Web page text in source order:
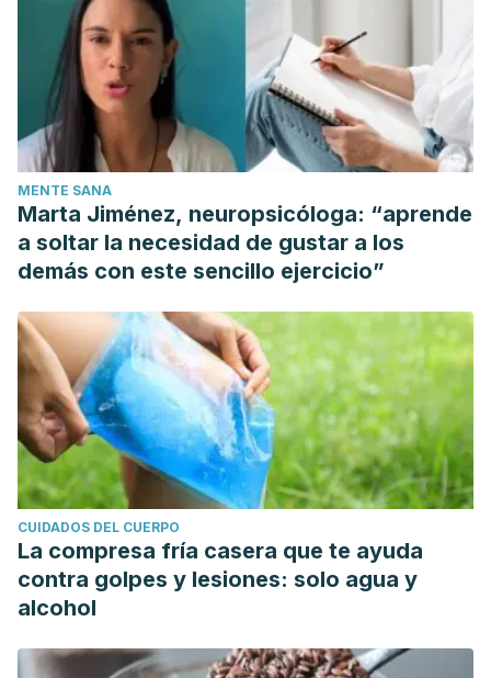
MENTE SANA
Marta Jiménez, neuropsicóloga: “aprende
a soltar la necesidad de gustar a los
demás con este sencillo ejercicio”
CUIDADOS DEL CUERPO
La compresa fría casera que te ayuda
contra golpes y lesiones: solo agua y
alcohol